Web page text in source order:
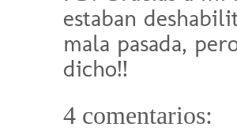
estaban
mala pasada,
dicho!!
4 comentarios: